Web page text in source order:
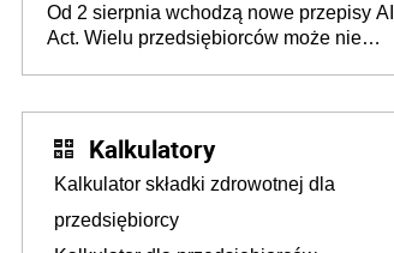
darowizna, ale podatku jednak nie będzie
Od 2 sierpnia wchodzą nowe przepisy AI
Act. Wielu przedsiębiorców może nie
Kalkulatory
Kalkulator składki zdrowotnej dla
przedsiębiorcy